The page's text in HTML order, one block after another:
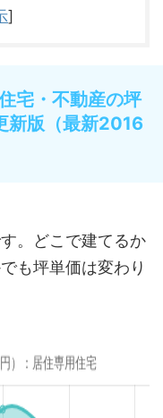
]
宅・不動産の坪
新版（最新2016
。どこで建てるか
も坪単価は変わり